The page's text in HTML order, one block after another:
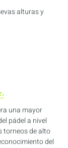
alturas y
una mayor
pádel a nivel
torneos de alto
del